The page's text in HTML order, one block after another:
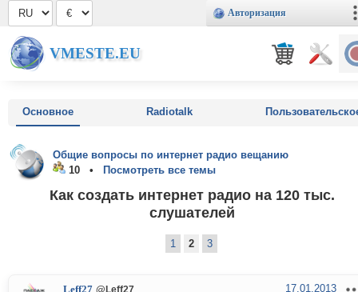
Авторизация
VMESTE.EU
Основное Radiotalk
Общие вопросы по интернет радио вещанию
10 •
Посмотреть все темы
Как создать интернет радио на 120 тыс.
слушателей
1 2 3
Leff27 @Leff27 17.01.2013